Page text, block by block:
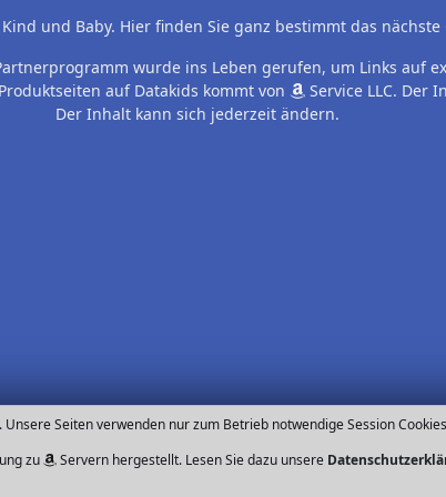
Seiten verwenden nur zum Betrieb notwendige Session
zu
Servern hergestellt. Lesen Sie dazu unsere
und Baby. Hier finden Sie ganz bestimmt das
wurde ins Leben gerufen, um Links auf
auf Datakids kommt von
Service LLC. Der
Der Inhalt kann sich jederzeit ändern.